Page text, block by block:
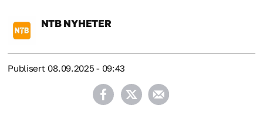
NTB NYHETER
Publisert 08.09.2025 - 09:43